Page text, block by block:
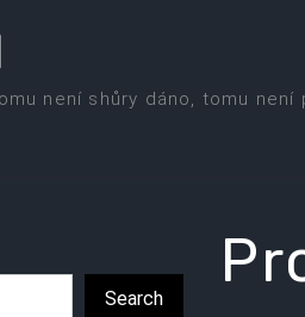
není shůry dáno, tomu
Search